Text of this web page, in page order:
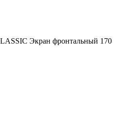
Экран фронтальный 170